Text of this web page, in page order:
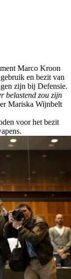
Marco Kroon
en bezit van
zijn bij Defensie.
belastend zou zijn
Mariska Wijnbelt
voor het bezit